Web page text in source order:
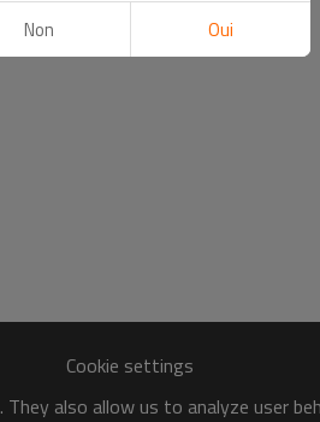
Cookie settings
also allow us to analyze user
Non Oui